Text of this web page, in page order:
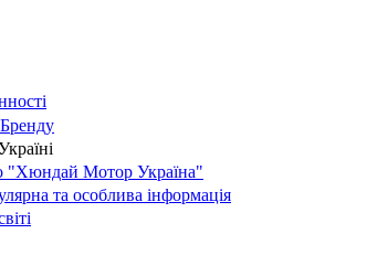
"Хюндай Мотор Україна"
та особлива інформація